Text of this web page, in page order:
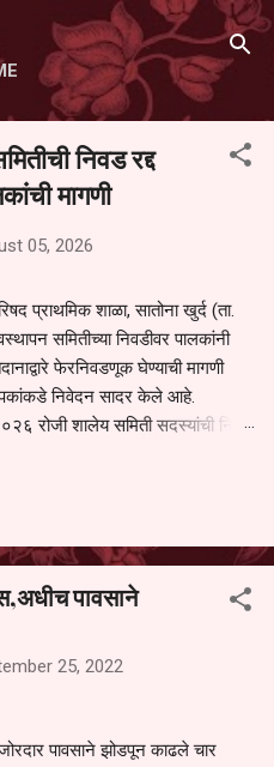
content
निवड रद्द
मागणी
05, 2026
प्राथमिक शाळा, सातोना खुर्द (ता.
समितीच्या निवडीवर पालकांनी
फेरनिवडणूक घेण्याची मागणी
निवेदन सादर केले आहे.
रोजी शालेय समिती सदस्यांची निवड
संख्येने पालक बैठकीस उपस्थित राहू शकले
निवड प्रक्रिया पूर्ण करण्यात
मतदान पद्धतीने शालेय समितीची
केली आहे. या निवेदनाच्या प्रती
तसेच तालुका शिक्षण अधिकारी,
याबाबत काय निर्णय घेते, याकडे
पावसाने
25, 2022
पावसाने झोडपून काढले चार